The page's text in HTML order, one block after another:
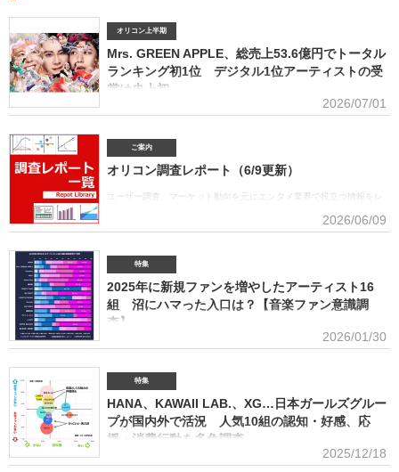
オリコン上半期
Mrs. GREEN APPLE、総売上53.6億円でトータル
ランキング初1位 デジタル1位アーティストの受
賞は史上初
■アーティスト別セールス部門トータルランキング オリコンは7月1
ーティスト別セールス部門「トータルランキング」を発表。Mrs. GREEN APPLEが期間内総売
上53.6億円で、自身初の1位に輝いた。Mrs. GREEN APPLEはアーティスト別セールス部門
「デジタルランキング」では3年連続で上半期1位を獲得。安価なデジタルで1位を獲得したアー
ティストがトータルセールス1位を受賞するのは、オリコン史上初となった。GREEN
APPLE（左から）藤澤涼架（Key）、大森元貴（Vo／Gt）、若井滉斗（Gt） アーティスト別
セールス部門「トータルランキング」は、音楽ソフト【シングル、アルバム、ミュージック
2026/07/01
ご案内
オリコン調査レポート（6/9更新）
ユーザー調査、マーケット動向を元にエンタメ業界で役立つ情報をレ
調査 2026 価格戦略の策定、商品企画、値上げ検討時の判断材料とし
SNS・動画配信を横断したファン行動を分析。今後のマーケティング戦略に活用できる内容を
提供(2026年5月)アーティストグッズに関する調査2026「なぜ買うのか」「何が売れるのか」
「いくらまで買うのか」を明確化し、商品企画・価格設計・販売戦略に直結する示唆を提案
(2026年4月)ストリーミング影響分析分析（TikTok＆YouTube）2026TikTokトレンドがどのよ
うにストリーミングに影響を与えたかを、YouTubeの順位推移とともにグラフ化(2026年2月)音
楽パッケージの購入行動に関する調査
2026/06/09
特集
2025年に新規ファンを増やしたアーティスト16
組 沼にハマった入口は？【音楽ファン意識調
査】
ORICON BiZ onlineでは「2025年に好きになったアーティスト」のア
年、2024年に続いて5回目。直近2年の得票数はMrs. GREEN APPLEがダントツだったが、
2025年の音楽シーンにおいて最も多くの“新規ファン”を獲得したアーティストは誰だったの
か、得票数TOP15（13位が同率4組だったため計16組）を紹介する。 本調査は、2025年12
月12日～18日にインターネットで実施。10～50代男女の回答者全体（4576人）のうち、
「2025年1～12月の期間に初めて好きになった音楽アーティストはいますか（※2024年以前か
らずっと好きというアーティストは対象外）」との問いに「いる」と答えた人（1833人＝全体
2026/01/30
特集
HANA、KAWAII LAB.、XG…日本ガールズグルー
プが国内外で活況 人気10組の認知・好感、応
援・消費行動を多角調査
日本のガールズグループシーンでは近年、BMSG×ちゃんみながタッグ
2025/12/18